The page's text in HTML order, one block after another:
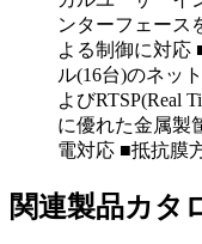
ンターフェース
よる制御に対応
ル(16台)のネッ
よびRTSP(Real
に優れた金属製
電対応 ■抵抗膜
関連製品カタ